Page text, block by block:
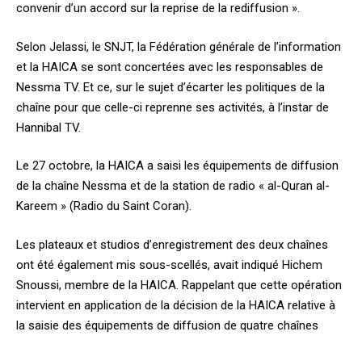
convenir d’un accord sur la reprise de la rediffusion ».
Selon Jelassi, le SNJT, la Fédération générale de l’information
et la HAICA se sont concertées avec les responsables de
Nessma TV. Et ce, sur le sujet d’écarter les politiques de la
chaîne pour que celle-ci reprenne ses activités, à l’instar de
Hannibal TV.
Le 27 octobre, la HAICA a saisi les équipements de diffusion
de la chaîne Nessma et de la station de radio « al-Quran al-
Kareem » (Radio du Saint Coran).
Les plateaux et studios d’enregistrement des deux chaînes
ont été également mis sous-scellés, avait indiqué Hichem
Snoussi, membre de la HAICA. Rappelant que cette opération
intervient en application de la décision de la HAICA relative à
la saisie des équipements de diffusion de quatre chaînes